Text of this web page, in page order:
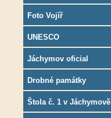
Foto Vojíř
UNESCO
Jáchymov oficial
Drobné památky
Štola č. 1 v Jáchymově